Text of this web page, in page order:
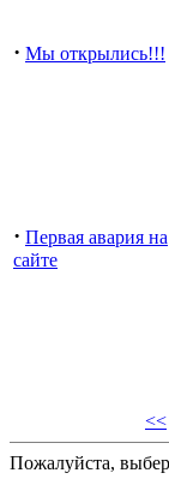
· Мы открылись!!!
· Первая авария на
сайте
<<
Пожалуйста,